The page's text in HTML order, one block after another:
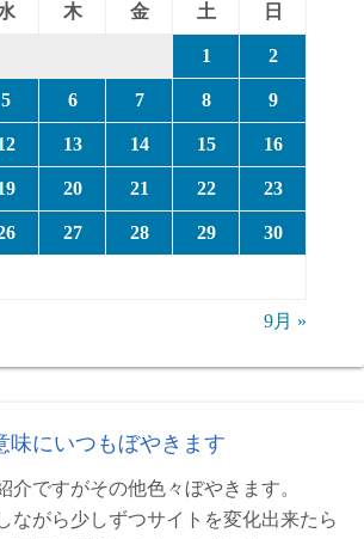
木 金 土 日
1 2
5 6 7 8 9
13 14 15 16
20 21 22 23
27 28 29 30
9月 »
味にいつもぼやきます
介ですがその他色々ぼやきます。
ながら少しずつサイトを変化出来たら